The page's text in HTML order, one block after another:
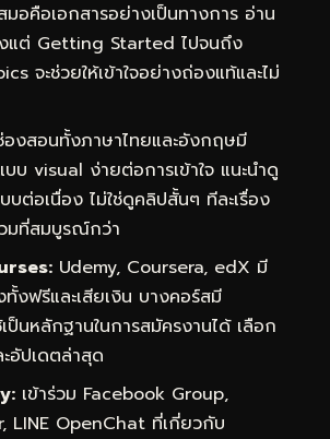
มอคือเอกสารอย่างเป็นทางการ อ่าน
งแต่ Getting Started ไปจนถึง
จะช่วยให้เข้าใจอย่างถ่องแท้และไม่
องสอนทั้งภาษาไทยและอังกฤษมี
บ visual ง่ายต่อการเข้าใจ แนะนำดู
ต่อเนื่อง ไม่ใช่ดูคลิปสั้นๆ ทีละเรื่อง
วมที่สมบูรณ์กว่า
Udemy, Coursera, edX มี
ฟรีและเสียเงิน บางคอร์สมี
นหลักฐานในการสมัครงานได้ เลือก
อัปเดตล่าสุด
เข้าร่วม Facebook Group,
LINE OpenChat ที่เกี่ยวกับ